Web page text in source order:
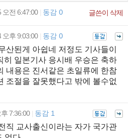
오전 6:47:00 동감 0 글쓴이 삭제
오후 9:03:00 동감 0
산된게 아쉽네 저정도 기사들이
히 일본기사 응시배 우승은 축하
내용은 진서같은 초일류에 한참
조절을 잘못했다고 밖에 볼수없
7:36:00 동감 1
직 교사출신이라는 자가 국가관